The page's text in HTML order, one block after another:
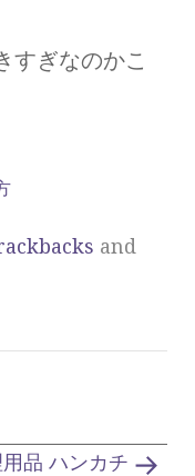
すぎなのかこ
and
品 ハンカチ